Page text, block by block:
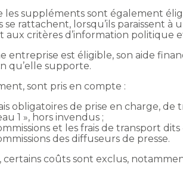
les suppléments sont également
se rattachent, lorsqu’ils paraissent
aux critères d’information politique
entreprise est éligible, son aide
qu’elle supporte.
sont pris en compte :
obligatoires de prise en charge,
1 », hors invendus ;
et les frais de transport
des diffuseurs de presse.
certains coûts sont exclus,